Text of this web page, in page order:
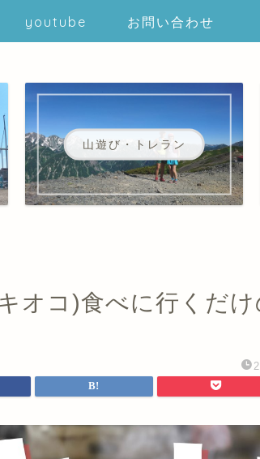
youtube お問い合わせ
山遊び・トレラン
オコ)食べに行くだ